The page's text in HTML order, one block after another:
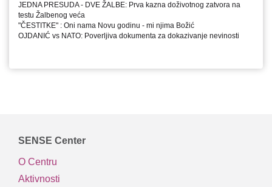
JEDNA PRESUDA - DVE ŽALBE: Prva kazna doživotnog zatvora na
testu Žalbenog veća
"ČESTITKE" : Oni nama Novu godinu - mi njima Božić
OJDANIĆ vs NATO: Poverljiva dokumenta za dokazivanje nevinosti
SENSE Center
O Centru
Aktivnosti